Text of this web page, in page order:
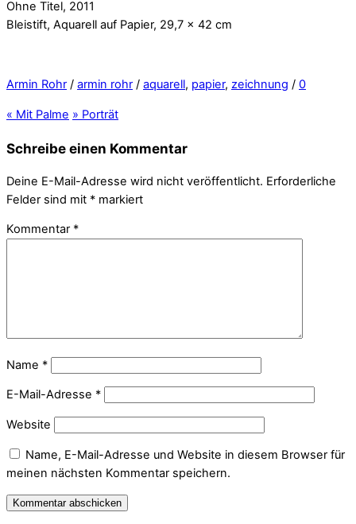
Ohne Titel, 2011
Bleistift, Aquarell auf Papier, 29,7 x 42 cm
Armin Rohr / armin rohr / aquarell, papier, zeichnung / 0
« Mit Palme » Porträt
Schreibe einen Kommentar
Deine E-Mail-Adresse wird nicht veröffentlicht. Erforderliche
Felder sind mit * markiert
Kommentar *
Name *
E-Mail-Adresse *
Website
Name, E-Mail-Adresse und Website in diesem Browser für
meinen nächsten Kommentar speichern.